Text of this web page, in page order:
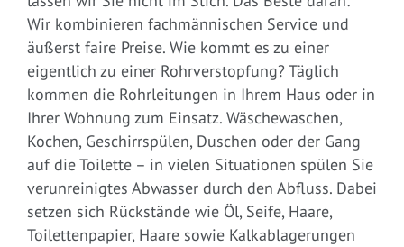
Wir kombinieren fachmännischen Service und
äußerst faire Preise. Wie kommt es zu einer
eigentlich zu einer Rohrverstopfung? Täglich
kommen die Rohrleitungen in Ihrem Haus oder in
Ihrer Wohnung zum Einsatz. Wäschewaschen,
Kochen, Geschirrspülen, Duschen oder der Gang
auf die Toilette – in vielen Situationen spülen Sie
verunreinigtes Abwasser durch den Abfluss. Dabei
setzen sich Rückstände wie Öl, Seife, Haare,
Toilettenpapier, Haare sowie Kalkablagerungen